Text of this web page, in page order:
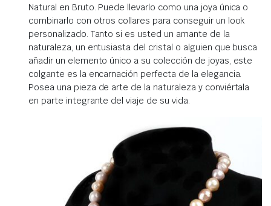
Natural en Bruto. Puede llevarlo como una joya única o
combinarlo con otros collares para conseguir un look
personalizado. Tanto si es usted un amante de la
naturaleza, un entusiasta del cristal o alguien que busca
añadir un elemento único a su colección de joyas, este
colgante es la encarnación perfecta de la elegancia.
Posea una pieza de arte de la naturaleza y conviértala
en parte integrante del viaje de su vida.